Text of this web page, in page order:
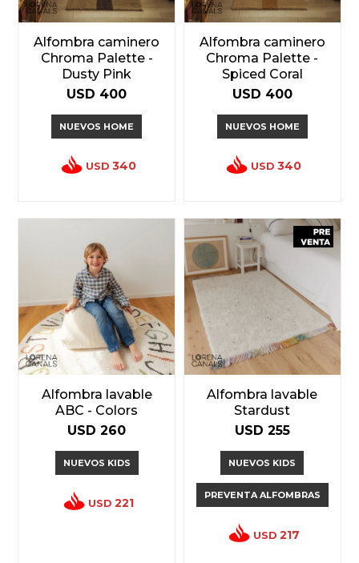
Alfombra caminero
Chroma Palette -
Dusty Pink
USD 400
NUEVOS HOME
USD 340
Alfombra caminero
Chroma Palette -
Spiced Coral
USD 400
NUEVOS HOME
USD 340
Alfombra lavable
ABC - Colors
USD 260
NUEVOS KIDS
USD 221
Alfombra lavable
Stardust
USD 255
NUEVOS KIDS
PREVENTA ALFOMBRAS
USD 217